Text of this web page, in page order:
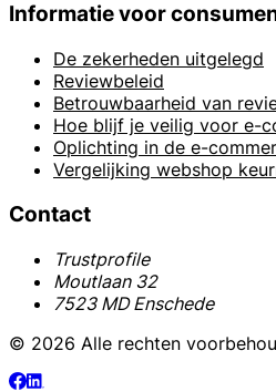
Informatie voor
De zekerheden uitgelegd
Reviewbeleid
Betrouwbaarheid van
Hoe blijf je veilig voor e-
Oplichting in de e-
Vergelijking webshop
Contact
Trustprofile
Moutlaan 32
7523 MD Enschede
© 2026 Alle rechten